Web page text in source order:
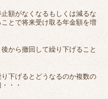
額がなくなるもしくは減るな
とで将来受け取る年金額を増
から撤回して繰り下げること
下げるとどうなるのか複数の
・・